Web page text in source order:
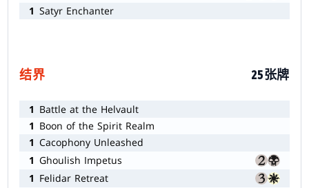
1 Satyr Enchanter
结界 25张牌
1 Battle at the Helvault
1 Boon of the Spirit Realm
1 Cacophony Unleashed
1 Ghoulish Impetus
1 Felidar Retreat